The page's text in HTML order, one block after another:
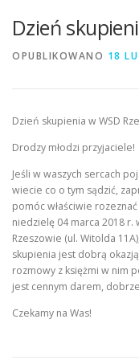
Dzień
OPUBLIKOWANO 18
Dzień skupienia w WSD
Drodzy młodzi przyjaciele!
Jeśli w waszych sercach
wiecie co o tym sądzić,
pomóc właściwie
niedzielę 04 marca 2018 r.
Rzeszowie (ul. Witolda
skupienia jest dobrą
rozmowy z księżmi w nim
jest cennym darem,
Czekamy na Was!